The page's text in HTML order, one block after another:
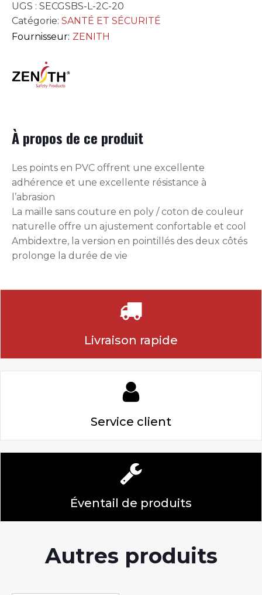
UGS : SECGSBS-L-2C-20
Catégorie: SANTÉ ET SÉCURITÉ
Fournisseur: ZENITH
À propos de ce produit
Les points en PVC offrent une excellente
adhérence et une excellente résistance à
l’abrasion
La maille sans couture en poly / coton de couleur
naturelle offre un ajustement confortable et cool
Ambidextre, la version en pointillés des deux côtés
prolonge la durée de vie
Livraison rapide
Service client
Éventail de produits
Autres produits